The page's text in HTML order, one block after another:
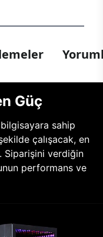
Güç
sahip
çalışacak, en
Siparişini verdiğin
performans ve